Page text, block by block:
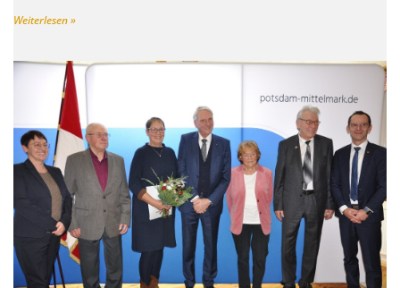
Weiterlesen »